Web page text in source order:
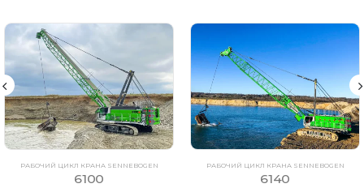
РАБОЧИЙ ЦИКЛ КРАНА SENNEBOGEN
6100
РАБОЧИЙ ЦИКЛ КРАНА SENNEBOGEN
6140